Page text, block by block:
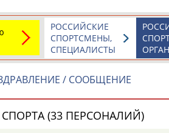
Тамилла
АБАСОВА
АБДРАХМАНОВА
Андрей
АБДУВАЛИЕВ
РОССИЙСКИЕ
СПОРТСМЕНЫ,
СПЕЦИАЛИСТЫ
/ СООБЩЕНИЕ
(33 ПЕРСОНАЛИЙ)